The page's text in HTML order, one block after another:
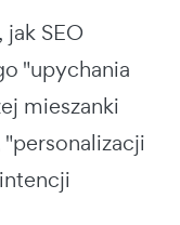
SEO
"upychania
mieszanki